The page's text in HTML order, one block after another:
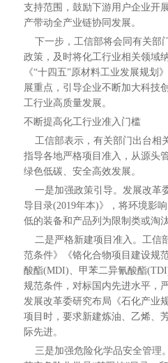
支持范围，鼓励下游用户企业开
产带动全产业链协同发展。
下一步，工信部将会同有关部
政策，及时将化工行业相关领域
《“十四五”原材料工业发展规划
展重点，引导企业不断加大科技
工行业高质量发展。
不断提高化工行业准入门槛
工信部表示，有关部门出台相
指导各地严格项目准入，从源头
绿色低碳、安全高效发展。
一是加强政策引导。发展改革
导目录(2019年本)》，将环境影
低的装备和产品列为限制类或淘
二是严格新建项目准入。工信
范条件》《铬化合物项目建设规
酸酯(MDI)、甲苯二异氰酸酯
规范条件，对标国内先进水平，
发展改革委研究布局《石化产业
项目时，要求新建炼油、乙烯、
际先进。
三是加强危险化学品安全管理